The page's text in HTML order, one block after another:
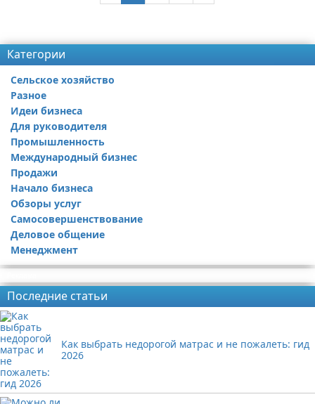
Категории
Сельское хозяйство
Разное
Идеи бизнеса
Для руководителя
Промышленность
Международный бизнес
Продажи
Начало бизнеса
Обзоры услуг
Самосовершенствование
Деловое общение
Менеджмент
Последние статьи
Как выбрать недорогой матрас и не пожалеть: гид
2026